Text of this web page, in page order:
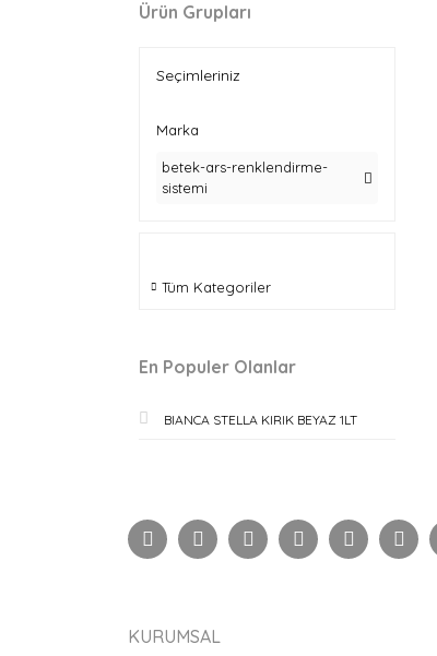
Ürün Grupları
Seçimleriniz
Marka
betek-ars-renklendirme-
sistemi
Tüm Kategoriler
En Populer Olanlar
BIANCA STELLA KIRIK BEYAZ 1LT
KURUMSAL